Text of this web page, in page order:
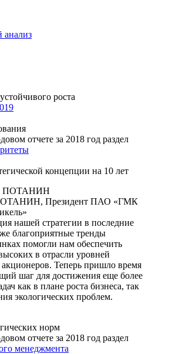
анализ
роста
отчете за 2018 год раздел
концепции на 10 лет
Президент ПАО «ГМК
нашей стратегии в последние
благоприятные тренды
помогли нам обеспечить
в отрасли уровней
акционеров. Теперь пришло время
шаг для достижения еще более
как в плане роста бизнеса, так
экологических проблем.
норм
отчете за 2018 год раздел
менеджмента